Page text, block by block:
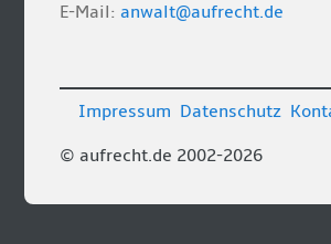
E-Mail:anwalt@aufrecht.de
© aufrecht.de 2002-2026
Impressum Datenschutz